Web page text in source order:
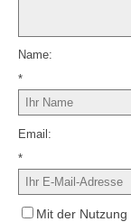
Name
*
Email
*
Mit der